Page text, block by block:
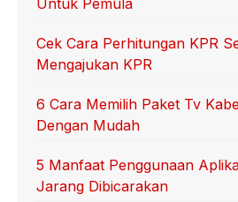
Cek Cara Perhitungan KPR
Mengajukan KPR
6 Cara Memilih Paket Tv
Dengan Mudah
5 Manfaat Penggunaan
Jarang Dibicarakan